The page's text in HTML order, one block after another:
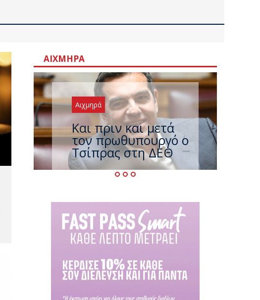
ΑΙΧΜΗΡΆ
Αιχμηρά
Έρχεται νέο ισχυρό
κύμα ζέστης με 40
βαθμούς Κελσίου –
Ο καιρός έως τον
Δεκαπενταύγουστο